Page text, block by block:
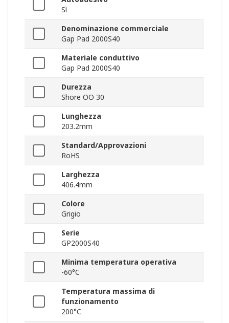
Sì
Denominazione commerciale
Gap Pad 2000S40
Materiale conduttivo
Gap Pad 2000S40
Durezza
Shore OO 30
Lunghezza
203.2mm
Standard/Approvazioni
RoHS
Larghezza
406.4mm
Colore
Grigio
Serie
GP2000S40
Minima temperatura operativa
-60°C
Temperatura massima di
funzionamento
200°C